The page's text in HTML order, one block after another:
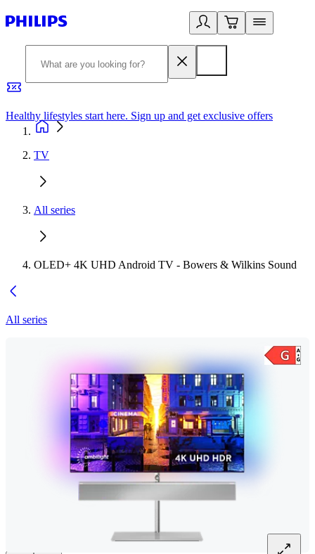
Healthy lifestyles start here. Sign up and get exclusive offers
TV
All series
OLED+ 4K UHD Android TV - Bowers & Wilkins Sound
All series